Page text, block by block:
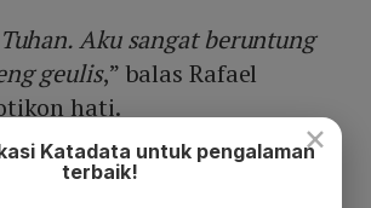
Aku sangat beruntung
geulis,” balas Rafael
hati.
Tan dan Sabina Paz
Selamat
×
Katadata untuk pengalaman
terbaik!